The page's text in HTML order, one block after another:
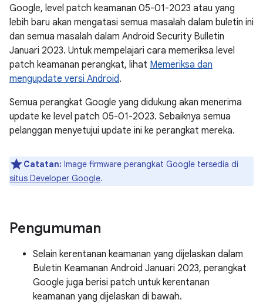
Google, level patch keamanan 05-01-2023 atau yang
lebih baru akan mengatasi semua masalah dalam buletin ini
dan semua masalah dalam Android Security Bulletin
Januari 2023. Untuk mempelajari cara memeriksa level
patch keamanan perangkat, lihat Memeriksa dan
mengupdate versi Android.
Semua perangkat Google yang didukung akan menerima
update ke level patch 05-01-2023. Sebaiknya semua
pelanggan menyetujui update ini ke perangkat mereka.
Catatan: Image firmware perangkat Google tersedia di
situs Developer Google.
Pengumuman
Selain kerentanan keamanan yang dijelaskan dalam
Buletin Keamanan Android Januari 2023, perangkat
Google juga berisi patch untuk kerentanan
keamanan yang dijelaskan di bawah.